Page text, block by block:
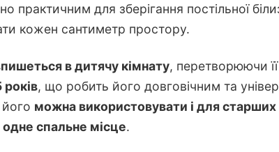
практичним для зберігання постільної
кожен сантиметр простору.
в дитячу кімнату, перетворюючи
, що робить його довговічним та
можна використовувати і для старших
спальне місце.